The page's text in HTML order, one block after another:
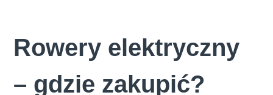
Rowery elektryczny
– gdzie zakupić?